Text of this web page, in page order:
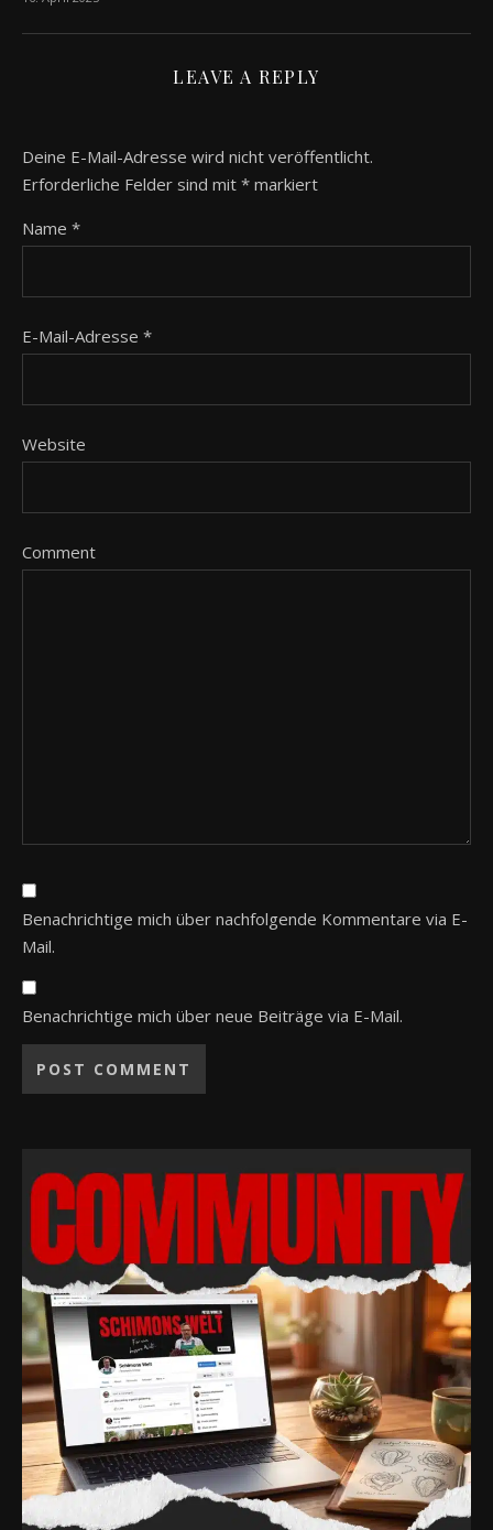
LEAVE A REPLY
Deine E-Mail-Adresse wird nicht veröffentlicht.
Erforderliche Felder sind mit * markiert
Name *
E-Mail-Adresse *
Website
Comment
Benachrichtige mich über nachfolgende Kommentare via E-
Mail.
Benachrichtige mich über neue Beiträge via E-Mail.